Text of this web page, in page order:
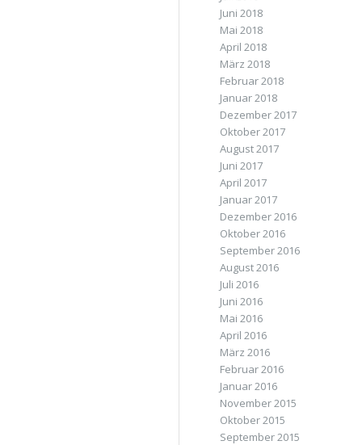
Juni 2018
Mai 2018
April 2018
März 2018
Februar 2018
Januar 2018
Dezember 2017
Oktober 2017
August 2017
Juni 2017
April 2017
Januar 2017
Dezember 2016
Oktober 2016
September 2016
August 2016
Juli 2016
Juni 2016
Mai 2016
April 2016
März 2016
Februar 2016
Januar 2016
November 2015
Oktober 2015
September 2015